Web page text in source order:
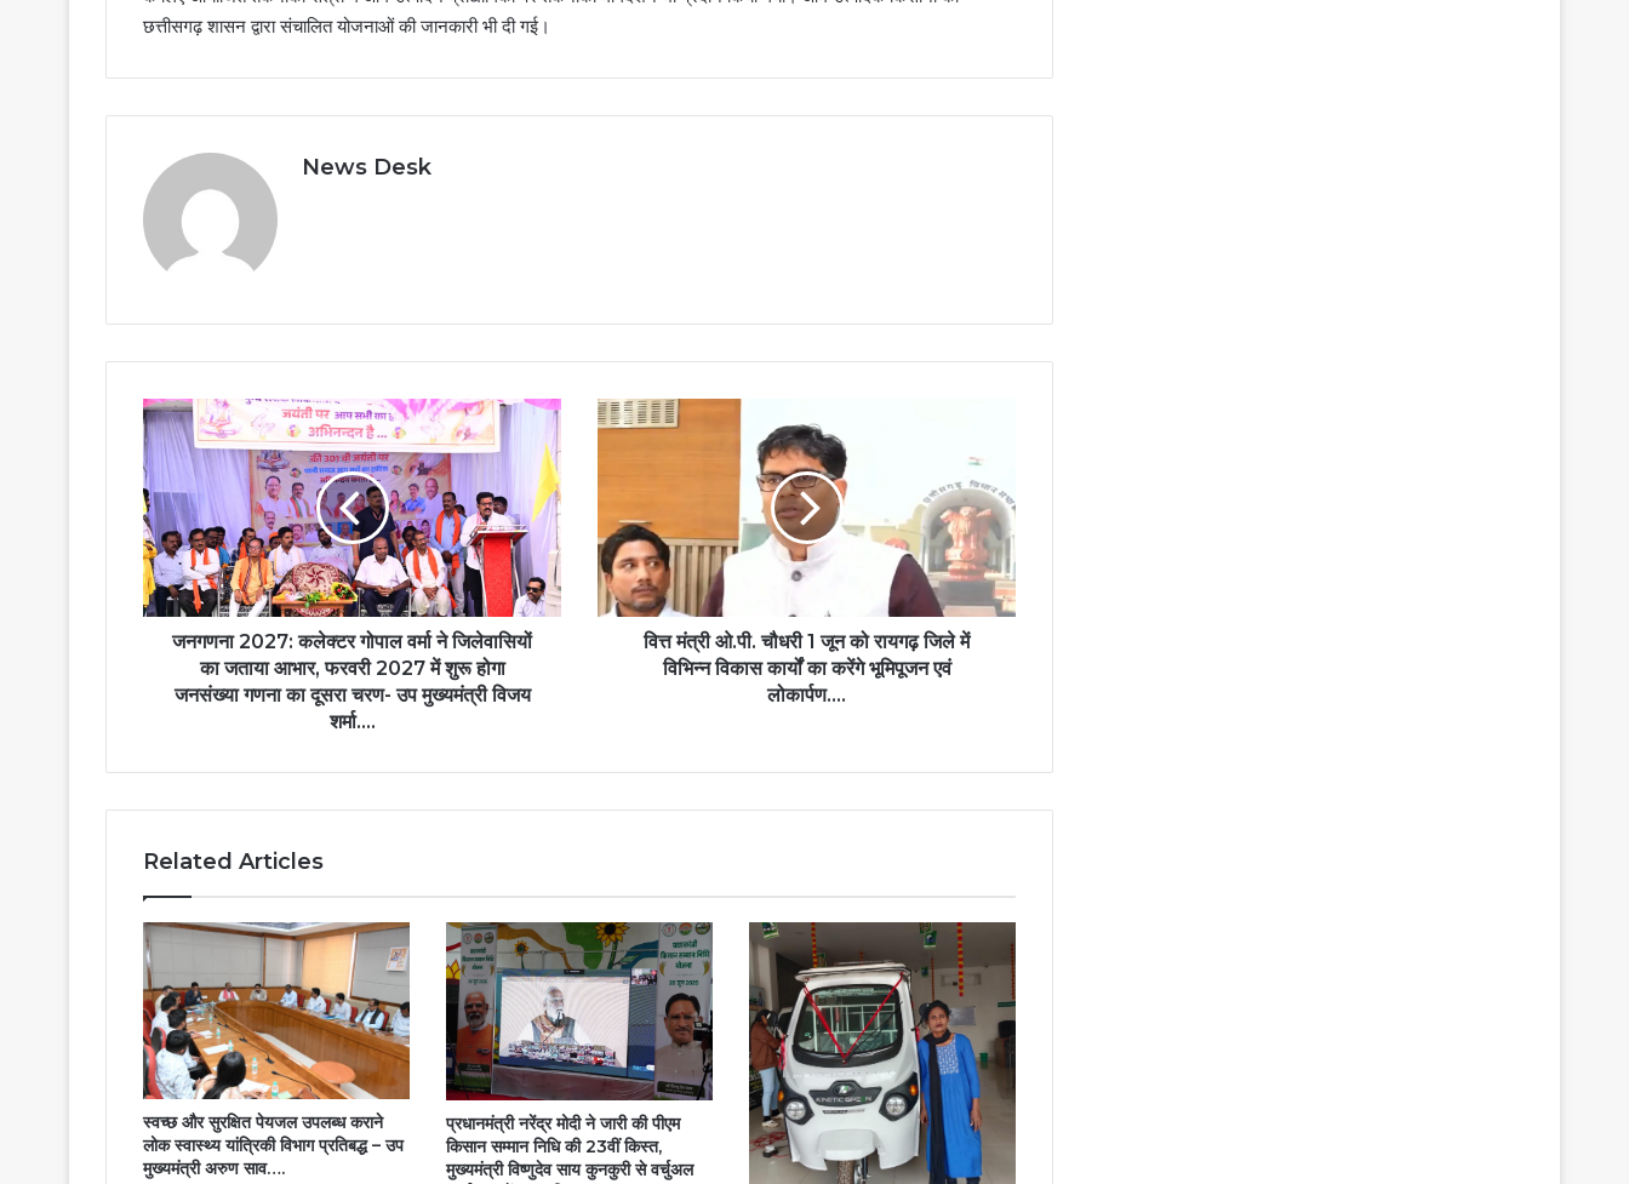
छत्तीसगढ़ शासन द्वारा संचालित योजनाओं की जानकारी भी दी गई।
News Desk
जनगणना
2027:
कलेक्टर
गोपाल
वर्मा
ने
जिलेवासियों
का
जताया
आभार,
2027
गणना
दूसरा
चरण-
उप
मुख्यमंत्री
विजय
शर्मा….
जनगणना 2027: कलेक्टर गोपाल वर्मा ने जिलेवासियों
का जताया आभार, फरवरी 2027 में शुरू होगा
जनसंख्या गणना का दूसरा चरण- उप मुख्यमंत्री विजय
शर्मा….
वित्त
मंत्री
जून
को
रायगढ़
जिले
एवं
वित्त मंत्री ओ.पी. चौधरी 1 जून को रायगढ़ जिले में
विभिन्न विकास कार्यों का करेंगे भूमिपूजन एवं
लोकार्पण….
Related Articles
स्वच्छ और सुरक्षित पेयजल उपलब्ध कराने
लोक स्वास्थ्य यांत्रिकी विभाग प्रतिबद्ध – उप
मुख्यमंत्री अरुण साव….
प्रधानमंत्री नरेंद्र मोदी ने जारी की पीएम
किसान सम्मान निधि की 23वीं किस्त,
मुख्यमंत्री विष्णुदेव साय कुनकुरी से वर्चुअल